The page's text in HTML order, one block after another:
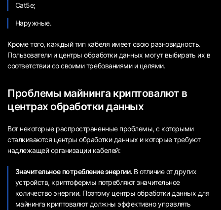
Cat5e;
Наружные.
Кроме того, каждый тип кабеля имеет свою разновидность.
Пользователи и центры обработки данных могут выбирать их в
соответствии со своими требованиями и целями.
Проблемы майнинга криптовалют в
центрах обработки данных
Вот некоторые распространенные проблемы, с которыми
сталкиваются центры обработки данных и которые требуют
надлежащей организации кабелей:
Значительное потребление энергии. В отличие от других
устройств, криптофермы потребляют значительное
количество энергии. Поэтому центры обработки данных для
майнинга криптовалют должны эффективно управлять